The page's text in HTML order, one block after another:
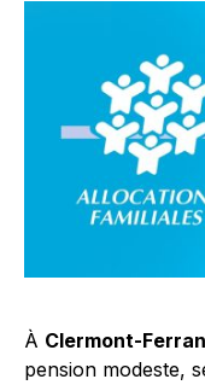
À Clermont-
pension modeste,